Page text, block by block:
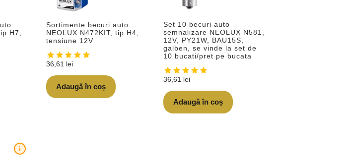
H7,
Sortimente becuri auto
NEOLUX N472KIT, tip H4,
tensiune 12V
36,61 lei
Adaugă în coș
Set 10 becuri auto
semnalizare NEOLUX N581,
12V, PY21W, BAU15S,
galben, se vinde la set de
10 bucati/pret pe bucata
36,61 lei
Adaugă în coș
i